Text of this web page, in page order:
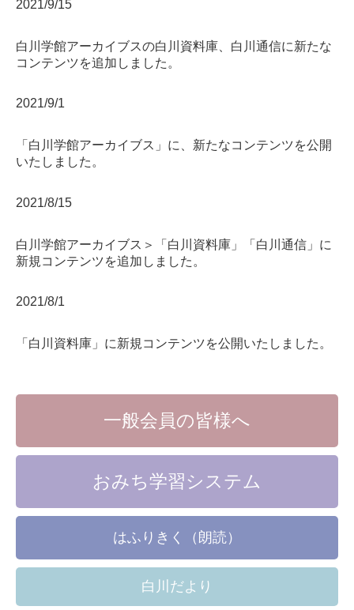
2021/9/15
白川学館アーカイブスの白川資料庫、白川通信に新たな
コンテンツを追加しました。
2021/9/1
「白川学館アーカイブス」に、新たなコンテンツを公開
いたしました。
2021/8/15
白川学館アーカイブス＞「白川資料庫」「白川通信」に
新規コンテンツを追加しました。
2021/8/1
「白川資料庫」に新規コンテンツを公開いたしました。
一般会員の皆様へ
おみち学習システム
はふりきく（朗読）
白川だより